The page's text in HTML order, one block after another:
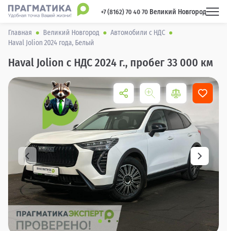
+7 (8162) 70 40 70 Великий Новгород
Главная Великий Новгород
Автомобили с НДС
Haval Jolion 2024 года, Белый
Haval Jolion с НДС 2024 г., пробег 33 000 км